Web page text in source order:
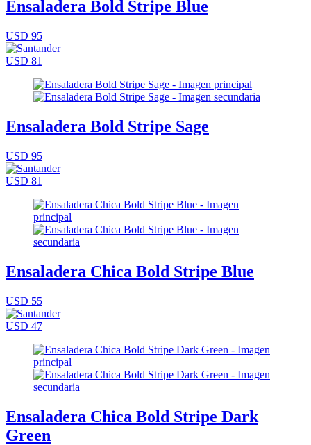
Ensaladera Bold Stripe Blue
USD 95
USD 81
Ensaladera Bold Stripe Sage
USD 95
USD 81
Ensaladera Chica Bold Stripe Blue
USD 55
USD 47
Ensaladera Chica Bold Stripe Dark
Green